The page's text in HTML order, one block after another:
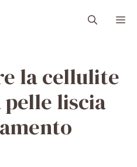
la cellulite
liscia